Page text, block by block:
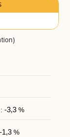
-3,3%
-1,3%